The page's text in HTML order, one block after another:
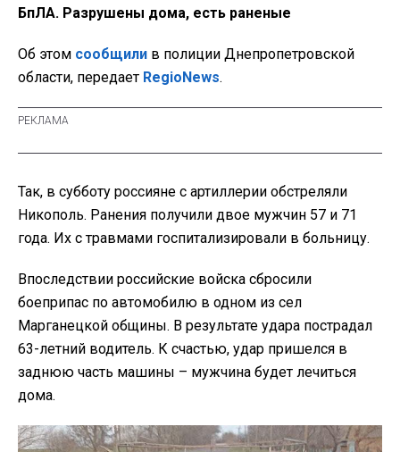
БпЛА. Разрушены дома, есть раненые
Об этом сообщили в полиции Днепропетровской
области, передает RegioNews.
Так, в субботу россияне с артиллерии обстреляли
Никополь. Ранения получили двое мужчин 57 и 71
года. Их с травмами госпитализировали в больницу.
Впоследствии российские войска сбросили
боеприпас по автомобилю в одном из сел
Марганецкой общины. В результате удара пострадал
63-летний водитель. К счастью, удар пришелся в
заднюю часть машины – мужчина будет лечиться
дома.